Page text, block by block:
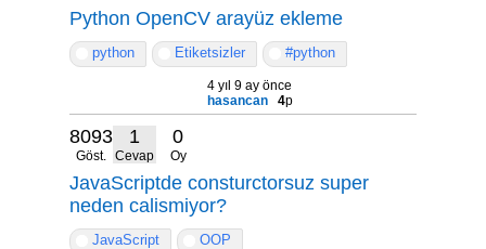
Python OpenCV arayüz ekleme
python Etiketsizler #python
4 yıl 9 ay önce
hasancan
4p
8093
Göst.
1
Cevap
0
Oy
JavaScriptde consturctorsuz super
neden calismiyor?
JavaScript OOP